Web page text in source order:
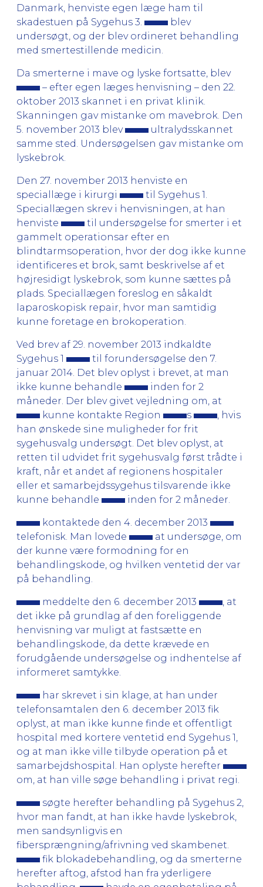
Danmark, henviste egen læge ham til
skadestuen på Sygehus 3.
blev
undersøgt, og der blev ordineret behandling
med smertestillende medicin.
Da smerterne i mave og lyske fortsatte, blev
– efter egen læges henvisning – den 22.
oktober 2013 skannet i en privat klinik.
Skanningen gav mistanke om mavebrok. Den
5. november 2013 blev
ultralydsskannet
samme sted. Undersøgelsen gav mistanke om
lyskebrok.
Den 27. november 2013 henviste en
speciallæge i kirurgi
til Sygehus 1.
Speciallægen skrev i henvisningen, at han
henviste
til undersøgelse for smerter i et
gammelt operationsar efter en
blindtarmsoperation, hvor der dog ikke kunne
identificeres et brok, samt beskrivelse af et
højresidigt lyskebrok, som kunne sættes på
plads. Speciallægen foreslog en såkaldt
laparoskopisk repair, hvor man samtidig
kunne foretage en brokoperation.
Ved brev af 29. november 2013 indkaldte
Sygehus 1
til forundersøgelse den 7.
januar 2014. Det blev oplyst i brevet, at man
ikke kunne behandle
inden for 2
måneder. Der blev givet vejledning om, at
kunne kontakte Region
s
, hvis
han ønskede sine muligheder for frit
sygehusvalg undersøgt. Det blev oplyst, at
retten til udvidet frit sygehusvalg først trådte i
kraft, når et andet af regionens hospitaler
eller et samarbejdssygehus tilsvarende ikke
kunne behandle
inden for 2 måneder.
kontaktede den 4. december 2013
telefonisk. Man lovede
at undersøge, om
der kunne være formodning for en
behandlingskode, og hvilken ventetid der var
på behandling.
meddelte den 6. december 2013
, at
det ikke på grundlag af den foreliggende
henvisning var muligt at fastsætte en
behandlingskode, da dette krævede en
forudgående undersøgelse og indhentelse af
informeret samtykke.
har skrevet i sin klage, at han under
telefonsamtalen den 6. december 2013 fik
oplyst, at man ikke kunne finde et offentligt
hospital med kortere ventetid end Sygehus 1,
og at man ikke ville tilbyde operation på et
samarbejdshospital. Han oplyste herefter
om, at han ville søge behandling i privat regi.
søgte herefter behandling på Sygehus 2,
hvor man fandt, at han ikke havde lyskebrok,
men sandsynligvis en
fibersprængning/afrivning ved skambenet.
fik blokadebehandling, og da smerterne
herefter aftog, afstod han fra yderligere